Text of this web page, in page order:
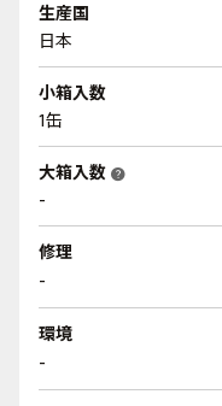
生産国
日本
小箱入数
1缶
大箱入数 help
-
修理
-
環境
-